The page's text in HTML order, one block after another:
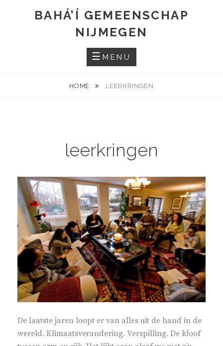
BAHÁ’Í GEMEENSCHAP
NIJMEGEN
MENU
HOME LEERKRINGEN
leerkringen
De laatste jaren loopt er van alles uit de hand in de
wereld. Klimaatsverandering. Verspilling. De kloof